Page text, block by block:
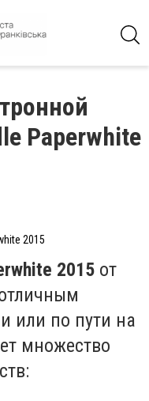
Paperwhite
2015
2015 от
или по пути на
множество